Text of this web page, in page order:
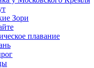
Зори
плавание